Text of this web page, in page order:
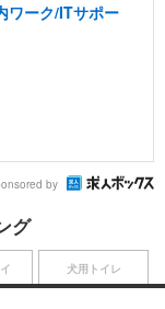
ワーク/ITサポー
by
グ
犬用トイレ